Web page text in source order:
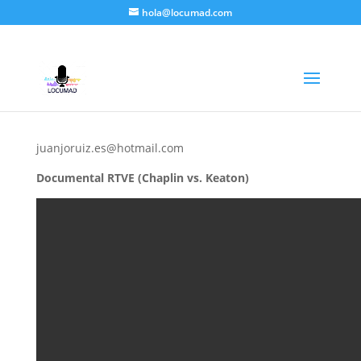
hola@locumad.com
Ruiz, Juanjo
porCarlos Moreno
juanjoruiz.es@hotmail.com
Documental RTVE (Chaplin vs. Keaton)